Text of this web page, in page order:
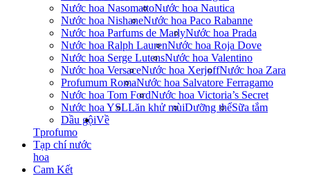
Nước hoa NasomattoNước hoa Nautica
Nước hoa NishaneNước hoa Paco Rabanne
Nước hoa Parfums de MarlyNước hoa Prada
Nước hoa Ralph LaurenNước hoa Roja Dove
Nước hoa Serge LutensNước hoa Valentino
Nước hoa VersaceNước hoa XerjoffNước hoa Zara
Profumum RomaNước hoa Salvatore Ferragamo
Nước hoa Tom FordNước hoa Victoria’s Secret
Nước hoa YSLLăn khử mùiDưỡng thểSữa tắm
Dầu gộiVề
Tprofumo
Tạp chí nước
hoa
Cam Kết